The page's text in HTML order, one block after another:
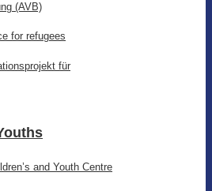
(AVB)
for refugees
für
and Youth Centre